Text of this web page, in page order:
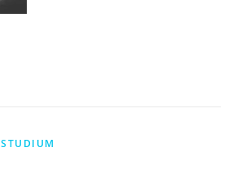
STUDIUM